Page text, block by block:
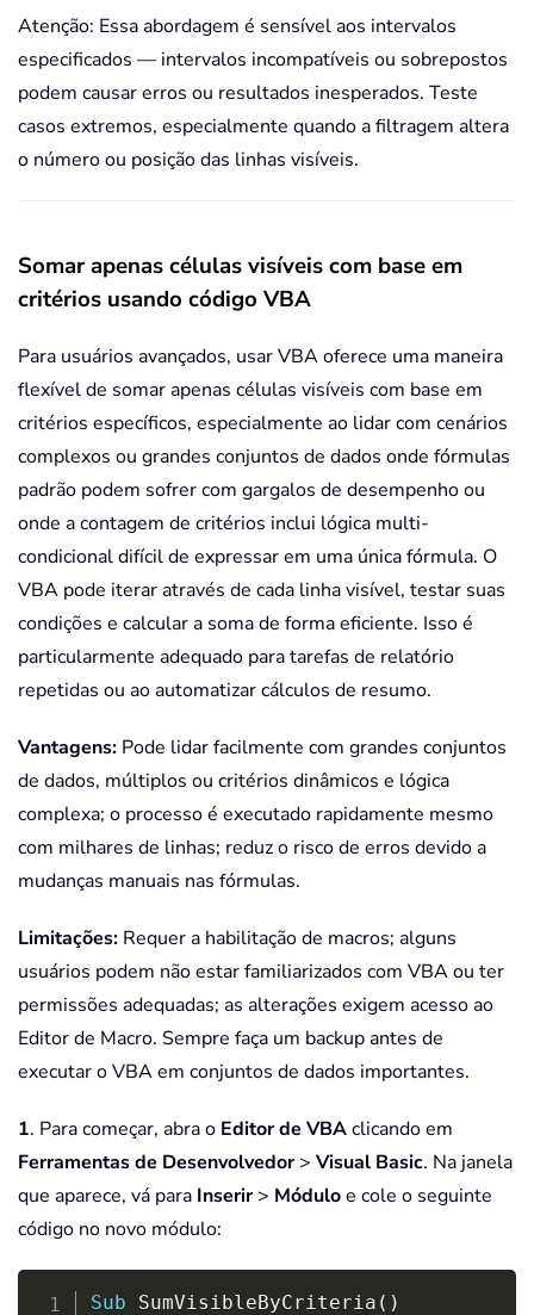
Atenção: Essa abordagem é sensível aos intervalos
especificados — intervalos incompatíveis ou sobrepostos
podem causar erros ou resultados inesperados. Teste
casos extremos, especialmente quando a filtragem altera
o número ou posição das linhas visíveis.
Somar apenas células visíveis com base em
critérios usando código VBA
Para usuários avançados, usar VBA oferece uma maneira
flexível de somar apenas células visíveis com base em
critérios específicos, especialmente ao lidar com cenários
complexos ou grandes conjuntos de dados onde fórmulas
padrão podem sofrer com gargalos de desempenho ou
onde a contagem de critérios inclui lógica multi-
condicional difícil de expressar em uma única fórmula. O
VBA pode iterar através de cada linha visível, testar suas
condições e calcular a soma de forma eficiente. Isso é
particularmente adequado para tarefas de relatório
repetidas ou ao automatizar cálculos de resumo.
Vantagens: Pode lidar facilmente com grandes conjuntos
de dados, múltiplos ou critérios dinâmicos e lógica
complexa; o processo é executado rapidamente mesmo
com milhares de linhas; reduz o risco de erros devido a
mudanças manuais nas fórmulas.
Limitações: Requer a habilitação de macros; alguns
usuários podem não estar familiarizados com VBA ou ter
permissões adequadas; as alterações exigem acesso ao
Editor de Macro. Sempre faça um backup antes de
executar o VBA em conjuntos de dados importantes.
1. Para começar, abra o Editor de VBAclicando em
Ferramentas de Desenvolvedor> Visual Basic. Na janela
que aparece, vá para Inserir> Móduloe cole o seguinte
código no novo módulo:
Sub SumVisibleByCriteria ( )